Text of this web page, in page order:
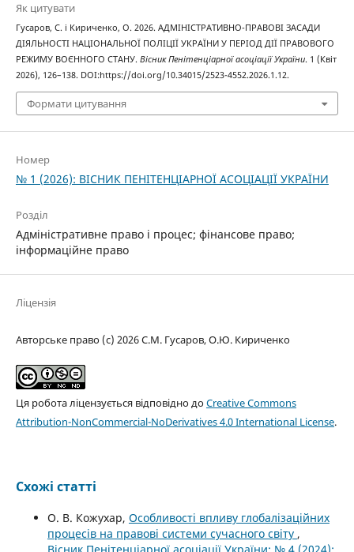
Як цитувати
Гусаров, С. і Кириченко, О. 2026. АДМІНІСТРАТИВНО-ПРАВОВІ ЗАСАДИ
ДІЯЛЬНОСТІ НАЦІОНАЛЬНОЇ ПОЛІЦІЇ УКРАЇНИ У ПЕРІОД ДІЇ ПРАВОВОГО
РЕЖИМУ ВОЄННОГО СТАНУ. Вісник Пенітенціарної асоціації України. 1 (Квіт
2026), 126–138. DOI:https://doi.org/10.34015/2523-4552.2026.1.12.
Формати цитування
Номер
№ 1 (2026): ВІСНИК ПЕНІТЕНЦІАРНОЇ АСОЦІАЦІЇ УКРАЇНИ
Розділ
Адміністративне право і процес; фінансове право;
інформаційне право
Ліцензія
Авторське право (c) 2026 С.М. Гусаров, О.Ю. Кириченко
Ця робота ліцензується відповідно доCreative Commons
Attribution-NonCommercial-NoDerivatives 4.0 International License.
Схожі статті
О. В. Кожухар, Особливості впливу глобалізаційних
процесів на правові системи сучасного світу ,